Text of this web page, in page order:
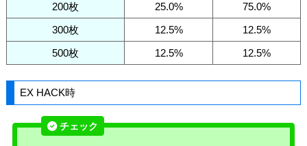
200枚
25.0%
75.0%
300枚
12.5%
12.5%
500枚
12.5% 12.5%
EX HACK時